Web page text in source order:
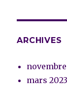
ARCHIVES
novembre
mars 2023